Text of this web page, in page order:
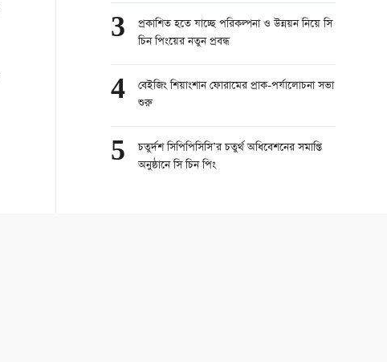
3
প্রকাশিত হতে যাচ্ছে পরিকল্পনা ও উন্নয়ন নিয়ে সি
চিন পিংয়ের নতুন প্রবন্ধ
4
বেইজিং শিয়াংশান ফোরামের প্রাক-পর্যালোচনা সভা
শুরু
5
চতুর্দশ সিপিপিসিসি’র চতুর্থ অধিবেশনের সমাপ্তি
অনুষ্ঠানে সি চিন পিং